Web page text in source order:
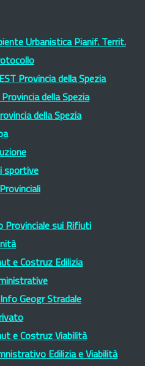
Urbanistica Pianif. Territ.
Provincia della Spezia
della Spezia
della Spezia
sportive
Provinciale sui Rifiuti
e Costruz Edilizia
Info Geogr Stradale
e Costruz Viabilità
Edilizia e Viabilità